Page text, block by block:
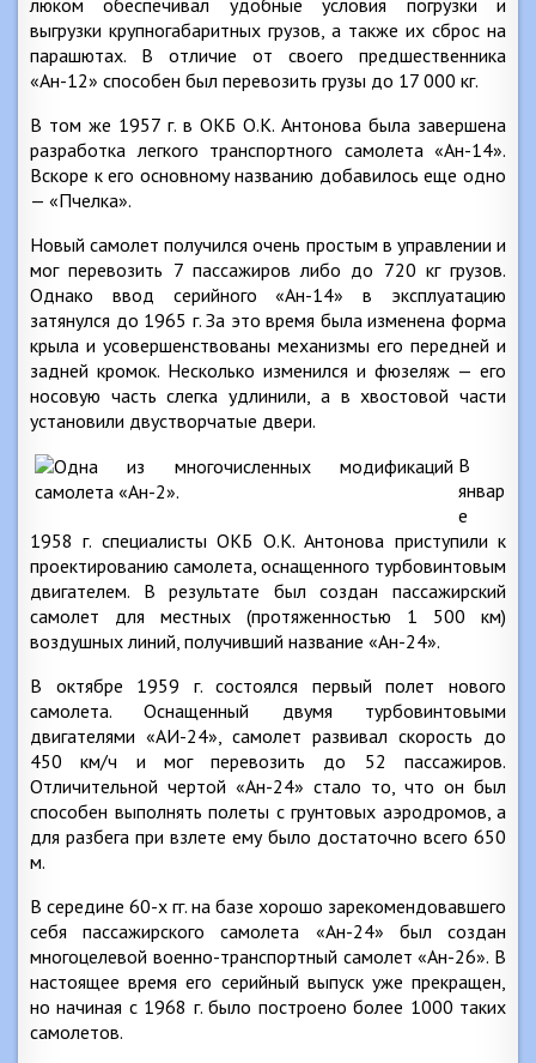
люком обеспечивал удобные условия погрузки и
выгрузки крупногабаритных грузов, а также их сброс на
парашютах. В отличие от своего предшественника
«Ан-12» способен был перевозить грузы до 17 000 кг.
В том же 1957 г. в ОКБ O.K. Антонова была завершена
разработка легкого транспортного самолета «Ан-14».
Вскоре к его основному названию добавилось еще одно
— «Пчелка».
Новый самолет получился очень простым в управлении и
мог перевозить 7 пассажиров либо до 720 кг грузов.
Однако ввод серийного «Ан-14» в эксплуатацию
затянулся до 1965 г. За это время была изменена форма
крыла и усовершенствованы механизмы его передней и
задней кромок. Несколько изменился и фюзеляж — его
носовую часть слегка удлинили, а в хвостовой части
установили двустворчатые двери.
В
январ
е
1958 г. специалисты ОКБ O.K. Антонова приступили к
проектированию самолета, оснащенного турбовинтовым
двигателем. В результате был создан пассажирский
самолет для местных (протяженностью 1 500 км)
воздушных линий, получивший название «Ан-24».
В октябре 1959 г. состоялся первый полет нового
самолета. Оснащенный двумя турбовинтовыми
двигателями «АИ-24», самолет развивал скорость до
450 км/ч и мог перевозить до 52 пассажиров.
Отличительной чертой «Ан-24» стало то, что он был
способен выполнять полеты с грунтовых аэродромов, а
для разбега при взлете ему было достаточно всего 650
м.
В середине 60-х гг. на базе хорошо зарекомендовавшего
себя пассажирского самолета «Ан-24» был создан
многоцелевой военно-транспортный самолет «Ан-26». В
настоящее время его серийный выпуск уже прекращен,
но начиная с 1968 г. было построено более 1000 таких
самолетов.